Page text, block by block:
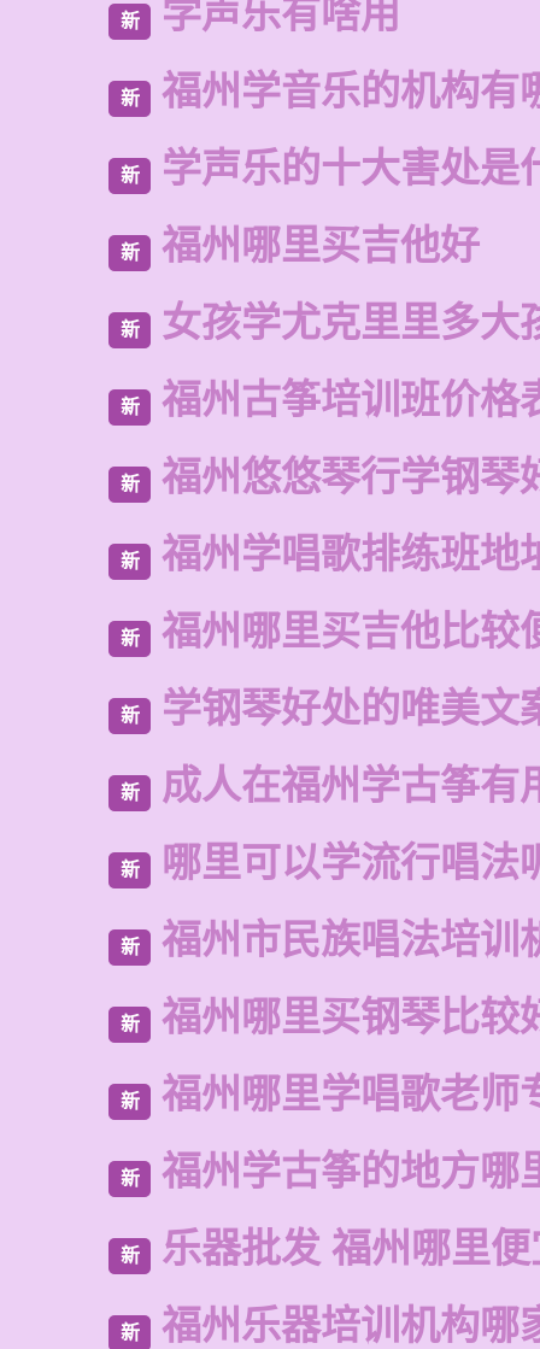
新 学声乐有啥用
新 福州学音乐的机构有
新 学声乐的十大害处是
新 福州哪里买吉他好
新 女孩学尤克里里多大
新 福州古筝培训班价格
新 福州悠悠琴行学钢琴
新 福州学唱歌排练班地
新 福州哪里买吉他比较
新 学钢琴好处的唯美文
新 成人在福州学古筝有
新 哪里可以学流行唱法
新 福州市民族唱法培训
新 福州哪里买钢琴比较
新 福州哪里学唱歌老师
新 福州学古筝的地方哪
新 乐器批发 福州哪里便
新 福州乐器培训机构哪